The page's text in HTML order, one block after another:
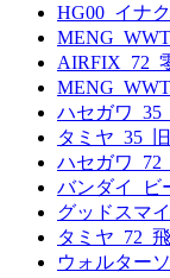
HG00_イナ
AIRFIX_72_
ハセガワ
タミヤ_35_
ハセガワ
バンダイ_ビ
グッドスマ
タミヤ_72_
ウォルター